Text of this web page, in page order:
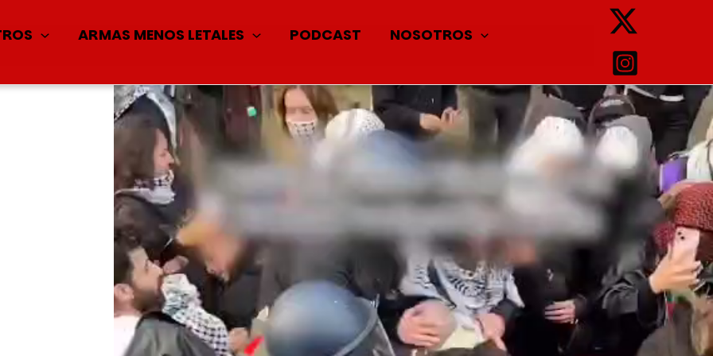
ARMAS MENOS LETALES PODCAST
NOSOTROS